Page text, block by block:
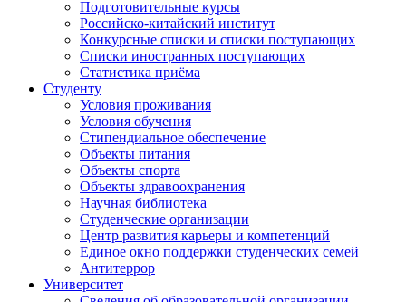
Подготовительные курсы
Российско-китайский институт
Конкурсные списки и списки поступающих
Списки иностранных поступающих
Статистика приёма
Студенту
Условия проживания
Условия обучения
Стипендиальное обеспечение
Объекты питания
Объекты спорта
Объекты здравоохранения
Научная библиотека
Студенческие организации
Центр развития карьеры и компетенций
Единое окно поддержки студенческих семей
Антитеррор
Университет